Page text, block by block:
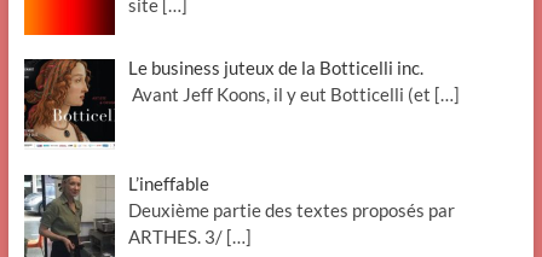
site […]
Le business juteux de la Botticelli inc.
Avant Jeff Koons, il y eut Botticelli (et […]
L’ineffable
Deuxième partie des textes proposés par
ARTHES. 3/ […]